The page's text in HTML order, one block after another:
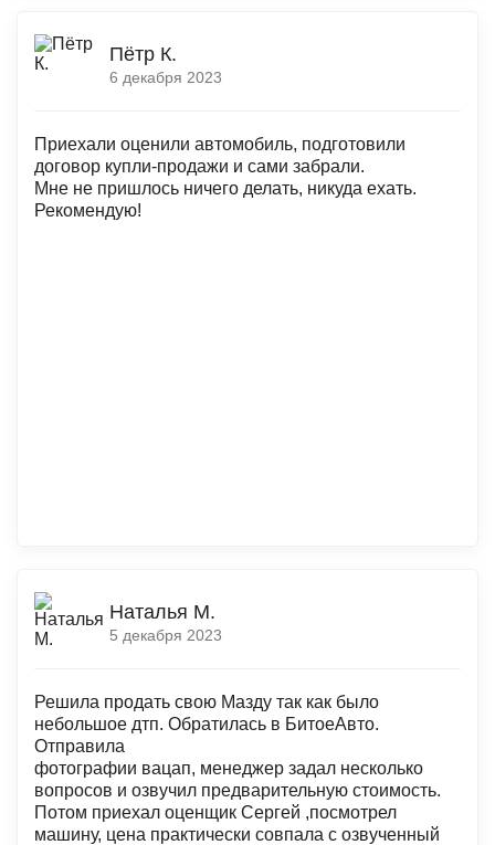
Пётр К.
6 декабря 2023
Приехали оценили автомобиль, подготовили
договор купли-продажи и сами забрали.
Мне не пришлось ничего делать, никуда ехать.
Рекомендую!
Наталья М.
5 декабря 2023
Решила продать свою Мазду так как было
небольшое дтп. Обратилась в БитоеАвто.
Отправила
фотографии вацап, менеджер задал несколько
вопросов и озвучил предварительную стоимость.
Потом приехал оценщик Сергей ,посмотрел
машину, цена практически совпала с озвученный